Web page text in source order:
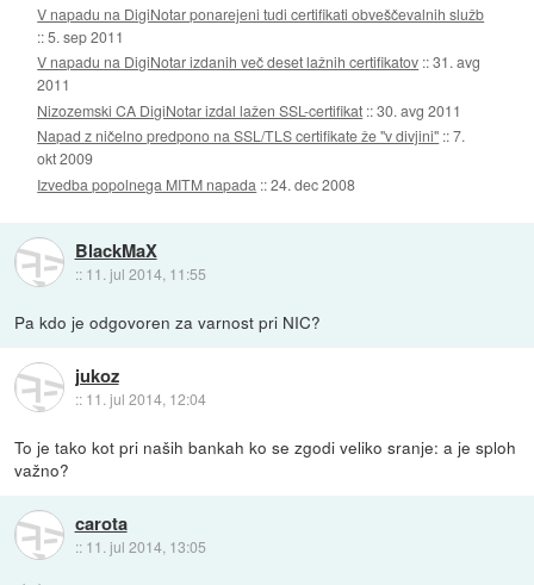
V napadu na DigiNotar ponarejeni tudi certifikati obveščevalnih služb
::5. sep 2011
V napadu na DigiNotar izdanih več deset lažnih certifikatov ::31. avg
2011
Nizozemski CA DigiNotar izdal lažen SSL-certifikat ::30. avg 2011
Napad z ničelno predpono na SSL/TLS certifikate že "v divjini" ::7.
okt 2009
Izvedba popolnega MITM napada ::24. dec 2008
BlackMaX
:: 11. jul 2014, 11:55
Pa kdo je odgovoren za varnost pri NIC?
jukoz
:: 11. jul 2014, 12:04
To je tako kot pri naših bankah ko se zgodi veliko sranje: a je sploh
važno?
carota
:: 11. jul 2014, 13:05